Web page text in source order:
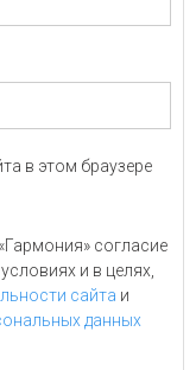
в этом браузере
согласие
и в целях,
сайта и
данных